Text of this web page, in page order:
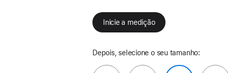
Inicie a medição
Depois, selecione o seu tamanho: